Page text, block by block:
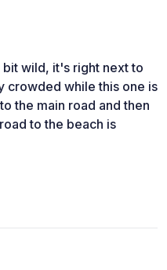
wild, it's right next to
crowded while this one is
the main road and then
to the beach is